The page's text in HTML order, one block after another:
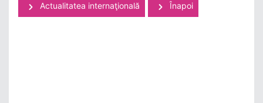
Actualitatea internaţională Înapoi